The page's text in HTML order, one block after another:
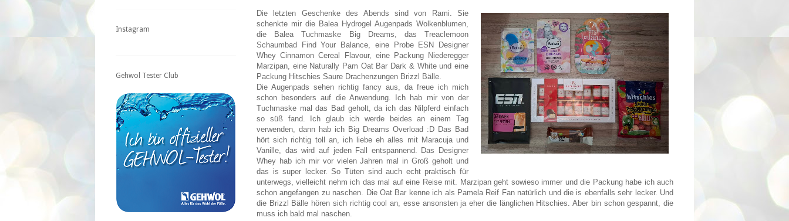
Die letzten Geschenke des Abends sind von Rami. Sie
schenkte mir die Balea Hydrogel Augenpads Wolkenblumen,
die Balea Tuchmaske Big Dreams, das Treaclemoon
Schaumbad Find Your Balance, eine Probe ESN Designer
Whey Cinnamon Cereal Flavour, eine Packung Niederegger
Marzipan, eine Naturally Pam Oat Bar Dark & White und eine
Packung Hitschies Saure Drachenzungen Brizzl Bälle.
Die Augenpads sehen richtig fancy aus, da freue ich mich
schon besonders auf die Anwendung. Ich hab mir von der
Tuchmaske mal das Bad geholt, da ich das Nilpferd einfach
so süß fand. Ich glaub ich werde beides an einem Tag
verwenden, dann hab ich Big Dreams Overload :D Das Bad
hört sich richtig toll an, ich liebe eh alles mit Maracuja und
Vanille, das wird auf jeden Fall entspannend. Das Designer
Whey hab ich mir vor vielen Jahren mal in Groß geholt und
das is super lecker. So Tüten sind auch echt praktisch für
unterwegs, vielleicht nehm ich das mal auf eine Reise mit. Marzipan geht sowieso immer und die Packung habe ich auch
schon angefangen zu naschen. Die Oat Bar kenne ich als Pamela Reif Fan natürlich und die is ebenfalls sehr lecker. Und
die Brizzl Bälle hören sich richtig cool an, esse ansonsten ja eher die länglichen Hitschies. Aber bin schon gespannt, die
muss ich bald mal naschen.
Instagram
Gehwol Tester Club